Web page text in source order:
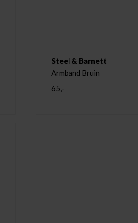
Steel & Barnett
Armband Bruin
65,-